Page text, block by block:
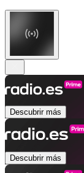
Descubrir más
Descubrir más